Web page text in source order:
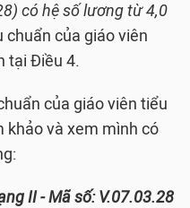
có hệ số lương từ 4,0
chuẩn của giáo viên
tại Điều 4.
của giáo viên tiểu
khảo và xem mình có
II - Mã số: V.07.03.28